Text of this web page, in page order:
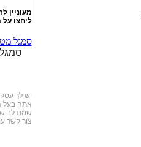
מעוניין
ליחצו על
סמגל
יש לך
אתה בעל
שמת לב
צור קשר